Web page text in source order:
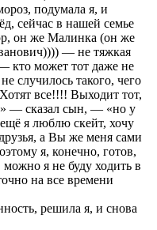
подумала я, и
сейчас в нашей семье
он же Малинка (он же
— не тяжкая
кто может тот даже не
случилось такого, чего
все!!!! Выходит тот,
— сказал сын, — «но у
я люблю скейт, хочу
а Вы же меня сами
я, конечно, готов,
я не буду ходить в
на все времени
решила я, и снова